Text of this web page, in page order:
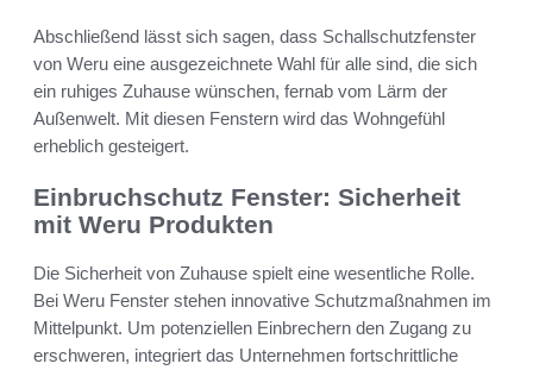
Abschließend lässt sich sagen, dass Schallschutzfenster
von Weru eine ausgezeichnete Wahl für alle sind, die sich
ein ruhiges Zuhause wünschen, fernab vom Lärm der
Außenwelt. Mit diesen Fenstern wird das Wohngefühl
erheblich gesteigert.
Einbruchschutz Fenster: Sicherheit
mit Weru Produkten
Die Sicherheit von Zuhause spielt eine wesentliche Rolle.
Bei Weru Fenster stehen innovative Schutzmaßnahmen im
Mittelpunkt. Um potenziellen Einbrechern den Zugang zu
erschweren, integriert das Unternehmen fortschrittliche